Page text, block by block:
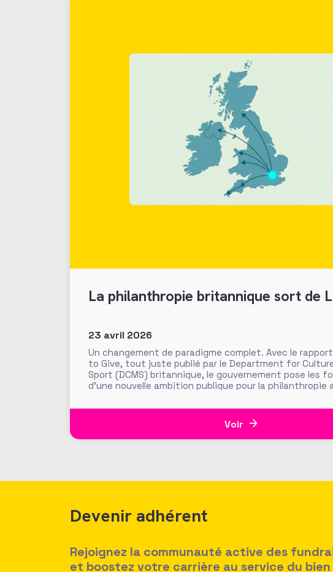
La philanthropie britannique sort de
23 avril 2026
Un changement de paradigme complet. Avec le
to Give, tout juste publié par le Department for
Sport (DCMS) britannique, le gouvernement pose les
d’une nouvelle ambition publique pour la philanthropie
les flux généreux
Voir
Devenir adhérent
Rejoignez la communauté active des
et boostez votre carrière au service du bien